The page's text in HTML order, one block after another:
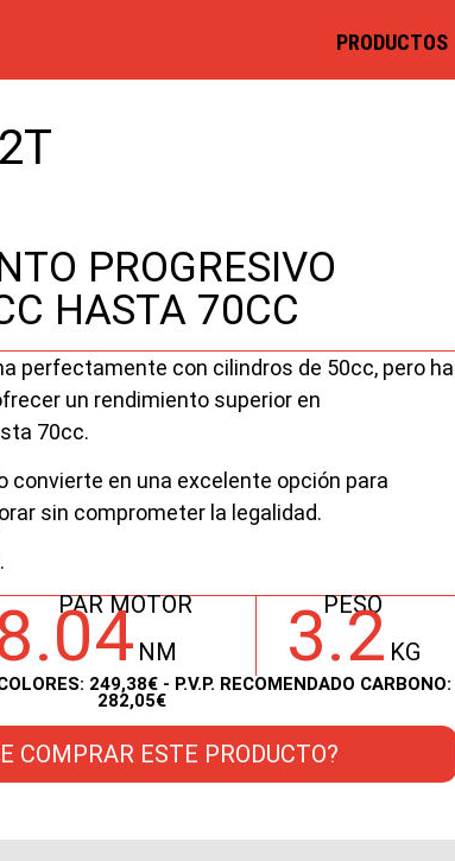
PRODUCTOS
PROGRESIVO
HASTA 70CC
perfectamente con cilindros de 50cc, pero ha
un rendimiento superior en
70cc.
convierte en una excelente opción para
sin comprometer la legalidad.
PAR MOTOR
NM
PESO
3.2 KG
249,38€ - P.V.P. RECOMENDADO CARBONO:
282,05€
COMPRAR ESTE PRODUCTO?